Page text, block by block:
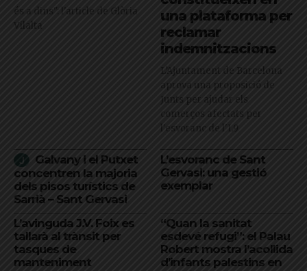
és a dins": l'article de Glòria
Vilalta
una plataforma per
reclamar
indemnitzacions
L’Ajuntament de Barcelona
aprova una proposició de
Junts per ajudar els
comerços afectats per
l'esvoranc de l'L9
Galvany i el Putxet
concentren la majoria
dels pisos turístics de
Sarrià – Sant Gervasi
L’esvoranc de Sant
Gervasi: una gestió
exemplar
L’avinguda J.V. Foix es
tallarà al trànsit per
tasques de
manteniment
“Quan la sanitat
esdevé refugi”: el Palau
Robert mostra l’acollida
d’infants palestins en